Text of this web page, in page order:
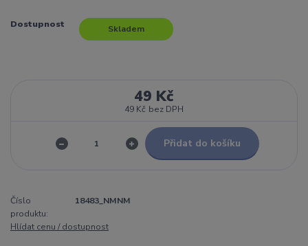
Dostupnost Skladem
49 Kč
49 Kč bez DPH
Přidat do košíku
Číslo
produktu:
18483_NMNM
Hlídat cenu / dostupnost